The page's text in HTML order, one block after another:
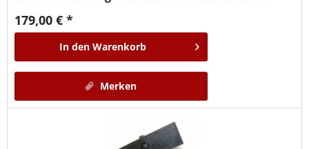
179,00 € *
In den Warenkorb
Merken